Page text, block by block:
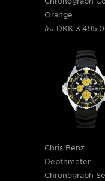
Orange
fra DKK
Chris Benz
Depthmeter
Chronograph